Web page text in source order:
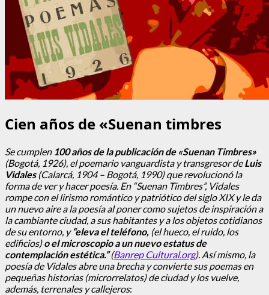
Cien años de «Suenan timbres
Se cumplen 100 años de la publicación de «Suenan Timbres»
(Bogotá, 1926), el poemario vanguardistay transgresor deLuis
Vidales (Calarcá, 1904 – Bogotá, 1990) que revolucionó la
forma de ver y hacer poesía. En “Suenan Timbres”, Vidales
rompe con el lirismo romántico y patriótico del siglo XIX y le da
un nuevo aire a la poesíaal poner como sujetos de inspiración a
la cambiante ciudad, a sus habitantes y a los objetos cotidianos
de su entorno, y “eleva el teléfono, (el hueco, el ruido, los
edificios)o el microscopio a un nuevo estatus de
contemplación estética.”(Banrep Cultural.org). Así mismo, la
poesía de Vidales abre una brecha y convierte sus poemas en
pequeñas historias (microrrelatos) de ciudady los vuelve,
además, terrenales y callejeros: